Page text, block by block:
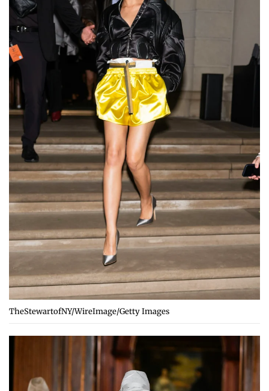
TheStewartofNY/WireImage/Getty Images